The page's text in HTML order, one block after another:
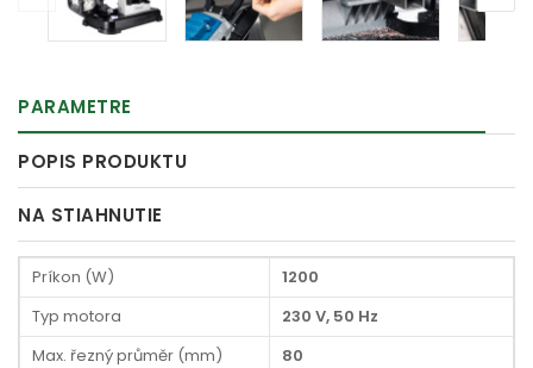
PARAMETRE
POPIS PRODUKTU
NA STIAHNUTIE
Príkon (W)
1200
Typ motora
230 V, 50 Hz
Max. řezný průměr (mm)
80